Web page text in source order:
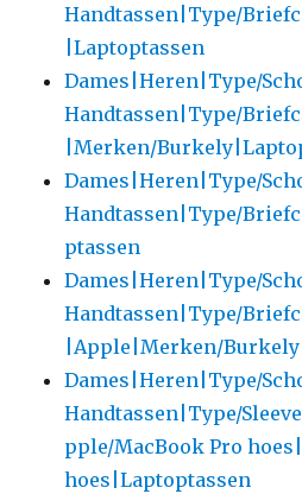
Handtassen|Type/
|Laptoptassen
Dames|Heren|Type/
Handtassen|Type/
|Merken/
Dames|Heren|Type/
Handtassen|Type/
ptassen
Dames|Heren|Type/
Handtassen|Type/
|Apple|Merken/
Dames|Heren|Type/
Handtassen|Type/
pple/MacBook Pro
hoes|Laptoptassen